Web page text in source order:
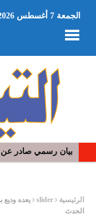
الجمعة 7 أغسطس 2026
بيان رسمي صادر عن
الرئيسية slider
يعده
الحدث